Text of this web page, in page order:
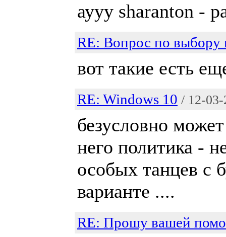
аууу sharanton -
RE: Вопрос по выбору
вот такие есть
RE: Windows 10 / 12-
безусловно
него политика -
особых танцев с
варианте ....
RE: Прошу вашей